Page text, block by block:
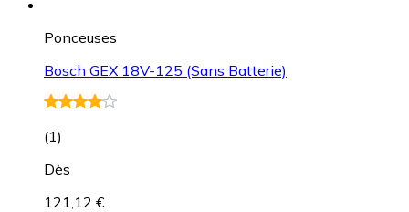
Ponceuses
Bosch GEX 18V-125 (Sans Batterie)
(1)
Dès
121,12 €